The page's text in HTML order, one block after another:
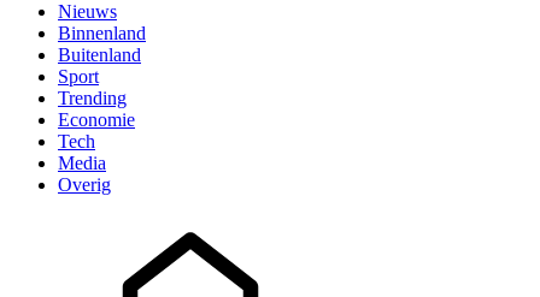
Nieuws
Binnenland
Buitenland
Sport
Trending
Economie
Tech
Media
Overig